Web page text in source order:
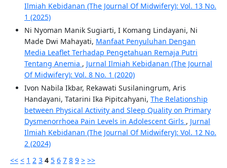
Ilmiah Kebidanan (The Journal Of Midwifery): Vol. 13 No.
1 (2025)
Ni Nyoman Manik Sugiarti, I Komang Lindayani, Ni
Made Dwi Mahayati, Manfaat Penyuluhan Dengan
Media Leaflet Terhadap Pengetahuan Remaja Putri
Tentang Anemia , Jurnal Ilmiah Kebidanan (The Journal
Of Midwifery): Vol. 8 No. 1 (2020)
Ivon Nabila Ikbar, Rekawati Susilaningrum, Aris
Handayani, Tatarini Ika Pipitcahyani, The Relationship
between Physical Activity and Sleep Quality on Primary
Dysmenorrhoea Pain Levels in Adolescent Girls , Jurnal
Ilmiah Kebidanan (The Journal Of Midwifery): Vol. 12 No.
2 (2024)
<< < 1 2 3 4 5 6 7 8 9 > >>